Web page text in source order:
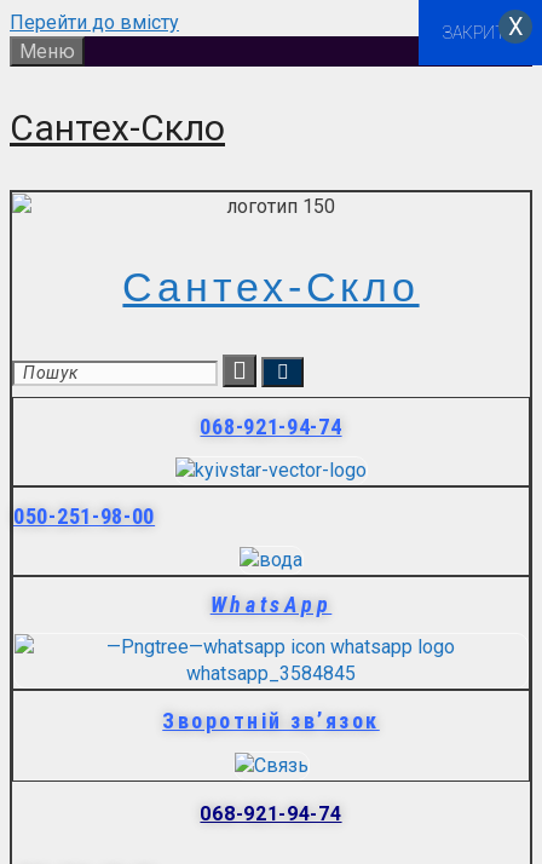
Перейти до вмісту
Меню
Сантех-Скло
Сантех-Скло
068-921-94-74
050-251-98-00
WhatsApp
Зворотній зв’язок
068-921-94-74
ЗАКРИТИХ